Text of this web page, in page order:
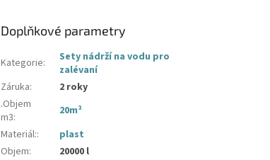
Doplňkové parametry
Kategorie:
Sety nádrží na vodu pro
zalévaní
Záruka:
2 roky
.Objem
m3:
20m³
Materiál::
plast
Objem:
20000 l